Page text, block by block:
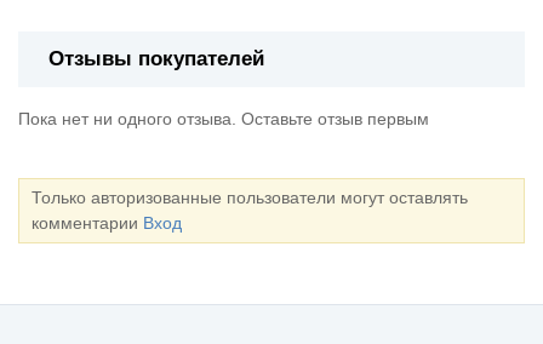
Отзывы покупателей
Пока нет ни одного отзыва. Оставьте отзыв первым
Только авторизованные пользователи могут оставлять
комментарии Вход